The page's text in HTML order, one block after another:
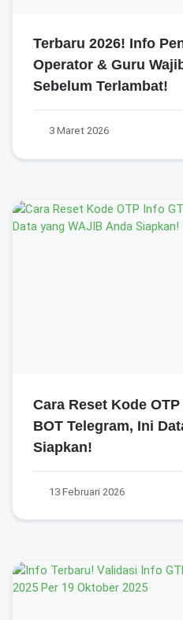
Terbaru 2026! Info
Operator & Guru
Sebelum Terlambat!
3 Maret 2026
Cara Reset Kode
BOT Telegram, Ini
Siapkan!
13 Februari 2026